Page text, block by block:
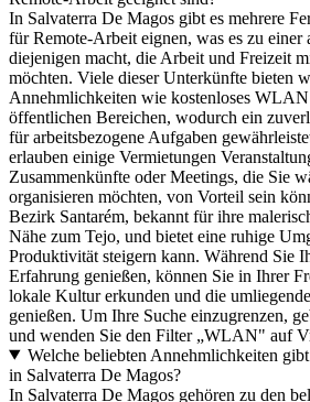
In Salvaterra De Magos gibt es mehrere
für Remote-Arbeit eignen, was es zu
diejenigen macht, die Arbeit und Freizeit
möchten. Viele dieser Unterkünfte bieten
Annehmlichkeiten wie kostenloses
öffentlichen Bereichen, wodurch ein
für arbeitsbezogene Aufgaben
erlauben einige Vermietungen
Zusammenkünfte oder Meetings, die Sie
organisieren möchten, von Vorteil sein
Bezirk Santarém, bekannt für ihre
Nähe zum Tejo, und bietet eine ruhige
Produktivität steigern kann. Während Sie
Erfahrung genießen, können Sie in Ihrer
lokale Kultur erkunden und die
genießen. Um Ihre Suche einzugrenzen,
und wenden Sie den Filter „WLAN" auf
Welche beliebten Annehmlichkeiten
in Salvaterra De Magos?
In Salvaterra De Magos gehören zu den